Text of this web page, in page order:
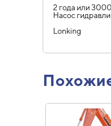
2 года или
Насос
Lonking